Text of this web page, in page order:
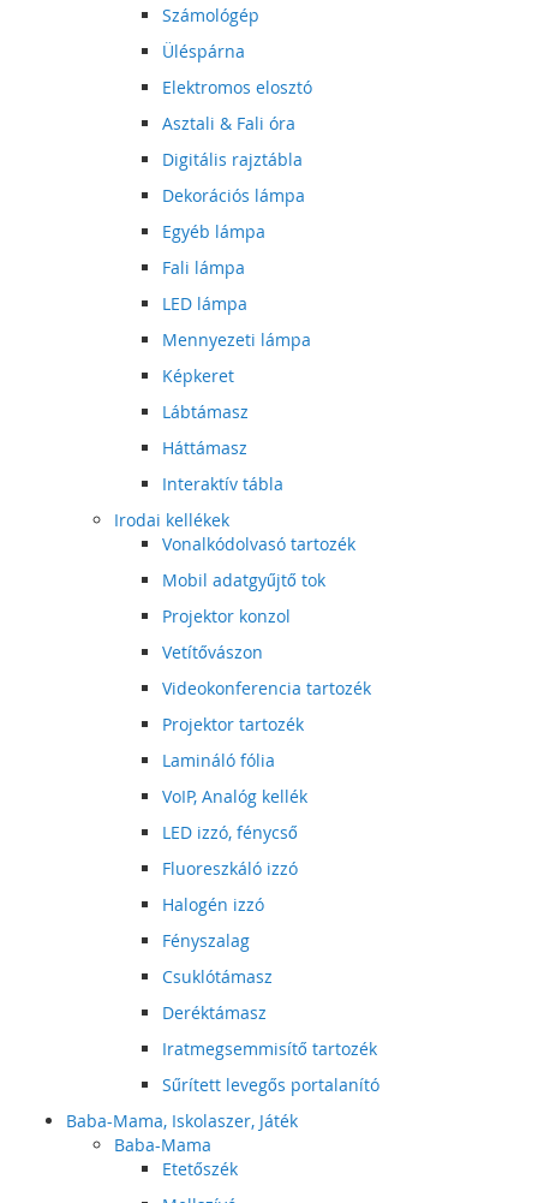
Számológép
Üléspárna
Elektromos elosztó
Asztali & Fali óra
Digitális rajztábla
Dekorációs lámpa
Egyéb lámpa
Fali lámpa
LED lámpa
Mennyezeti lámpa
Képkeret
Lábtámasz
Háttámasz
Interaktív tábla
Irodai kellékek
Vonalkódolvasó tartozék
Mobil adatgyűjtő tok
Projektor konzol
Vetítővászon
Videokonferencia tartozék
Projektor tartozék
Lamináló fólia
VoIP, Analóg kellék
LED izzó, fénycső
Fluoreszkáló izzó
Halogén izzó
Fényszalag
Csuklótámasz
Deréktámasz
Iratmegsemmisítő tartozék
Sűrített levegős portalanító
Baba-Mama, Iskolaszer, Játék
Baba-Mama
Etetőszék